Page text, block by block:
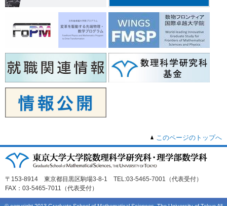
このページのトップへ
〒153-8914 東京都目黒区駒場3-8-1 TEL:03-5465-7001（代表受付）
FAX：03-5465-7011（代表受付）